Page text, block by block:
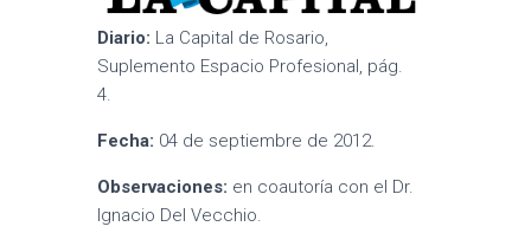
Diario: La Capital de Rosario,
Suplemento Espacio Profesional, pág.
4.
Fecha: 04 de septiembre de 2012.
Observaciones: en coautoría con el Dr.
Ignacio Del Vecchio.